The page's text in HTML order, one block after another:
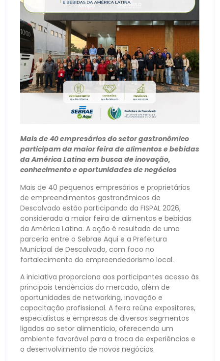
Mais de 40 empresários do setor gastronômico
participam da maior feira de alimentos e bebidas
da América Latina em busca de inovação,
conhecimento e oportunidades de negócios
Mais de 40 pequenos empresários e proprietários
de empreendimentos gastronômicos de
Descalvado estão participando da FISPAL 2026,
considerada a maior feira de alimentos e bebidas
da América Latina. A ação é resultado de uma
parceria entre o Sebrae Aqui e a Prefeitura
Municipal de Descalvado, com foco no
fortalecimento do empreendedorismo local.
A iniciativa proporciona aos participantes acesso às
principais tendências do mercado, além de
oportunidades de networking, inovação e
capacitação profissional. A feira reúne expositores,
especialistas e empresas de diversos segmentos
ligados ao setor alimentício, oferecendo um
ambiente favorável para a troca de experiências e
o desenvolvimento de novos negócios.